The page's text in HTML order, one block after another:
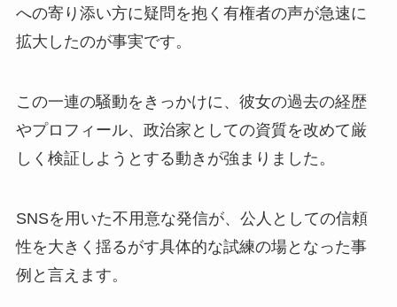
への寄り添い方に疑問を抱く有権者の声が急速に
拡大したのが事実です。
この一連の騒動をきっかけに、彼女の過去の経歴
やプロフィール、政治家としての資質を改めて厳
しく検証しようとする動きが強まりました。
SNSを用いた不用意な発信が、公人としての信頼
性を大きく揺るがす具体的な試練の場となった事
例と言えます。